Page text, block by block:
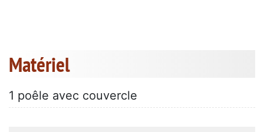
Matériel
1 poêle avec couvercle